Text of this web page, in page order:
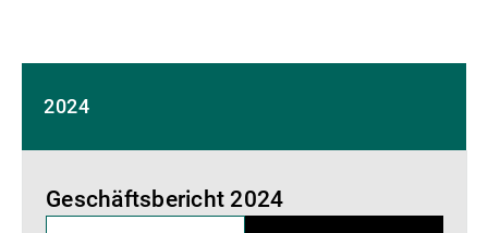
2024
Geschäftsbericht 2024